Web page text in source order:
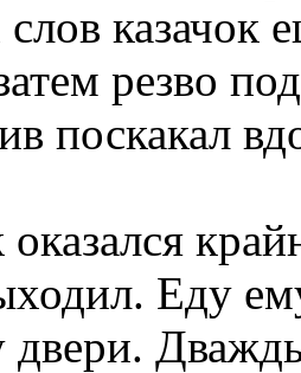
казачок
резво
поскакал
Еду
двери.